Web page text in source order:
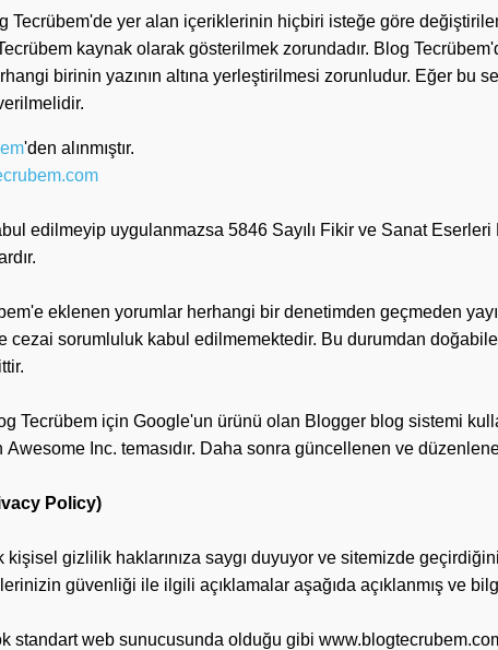
Tecrübem'de yer alan içeriklerinin hiçbiri isteğe göre
kaynak olarak gösterilmek zorundadır. Blog
birinin yazının altına yerleştirilmesi zorunludur. Eğer bu
'den alınmıştır.
edilmeyip uygulanmazsa 5846 Sayılı Fikir ve Sanat
eklenen yorumlar herhangi bir denetimden geçmeden
cezai sorumluluk kabul edilmemektedir. Bu durumdan
Tecrübem için Google'un ürünü olan Blogger blog sistemi
Awesome Inc. temasıdır. Daha sonra güncellenen ve
Policy)
kişisel gizlilik haklarınıza saygı duyuyor ve sitemizde
güvenliği ile ilgili açıklamalar aşağıda açıklanmış ve
standart web sunucusunda olduğu gibi